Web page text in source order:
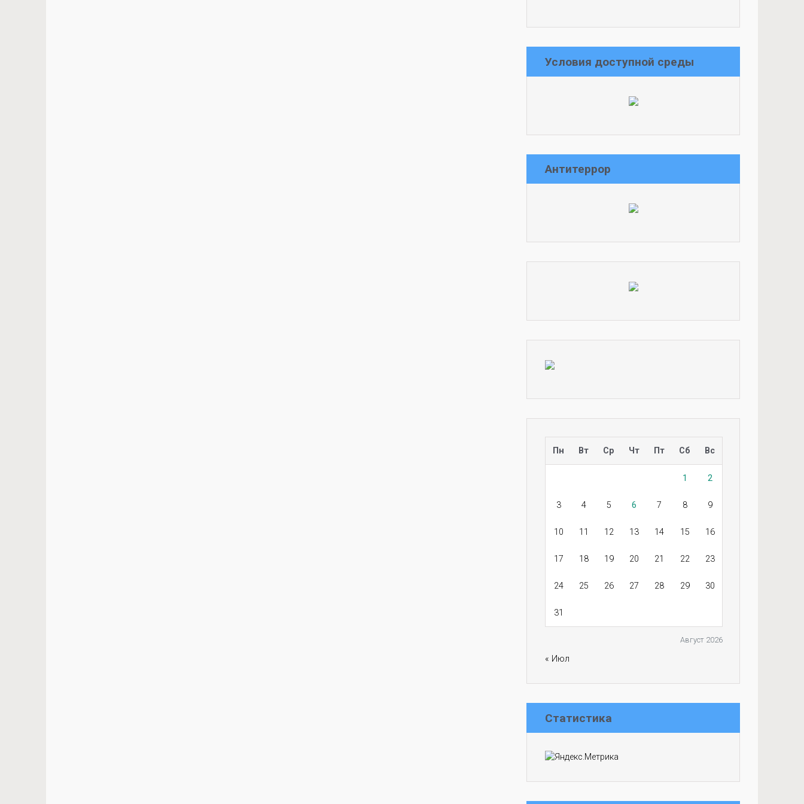
Условия доступной среды
Антитеррор
Август 2026
Пн Вт Ср Чт Пт Сб Вс
1 2
3 4 5 6 7 8 9
10 11 12 13 14 15 16
17 18 19 20 21 22 23
24 25 26 27 28 29 30
31
« Июл
Статистика